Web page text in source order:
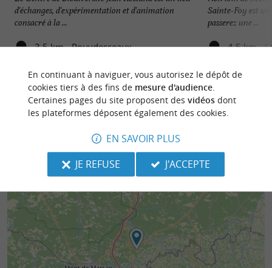
d'échanges, d'expérimentation et d'animation
consacré à la ...
3,5 km - Pouydesseaux
Sainte-Foy est
passerez une ...
4,5 km -
En continuant à naviguer, vous autorisez le dépôt de
cookies tiers à des fins de mesure d'audience.
Certaines pages du site proposent des vidéosdont
les plateformes déposent également des cookies.
EN SAVOIR PLUS
JE REFUSE
J'ACCEPTE